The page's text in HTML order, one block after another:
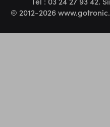
© 2012-2026